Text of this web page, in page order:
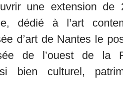
une extension de
dédié à l’art
d’art de Nantes le
de l’ouest de la
bien culturel,